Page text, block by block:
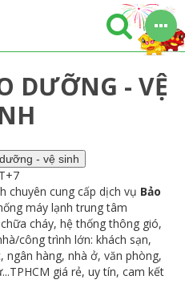
DƯỠNG - VỆ
- vệ sinh
chuyên cung cấp dịch vụ Bảo
máy lạnh trung tâm
cháy, hệ thống thông gió,
công trình lớn: khách sạn,
ngân hàng, nhà ở, văn phòng,
giá rẻ, uy tín, cam kết